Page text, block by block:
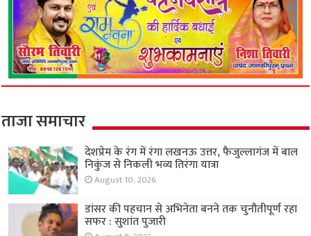
ताजा समाचार
देशप्रेम के रंग में रंगा लखनऊ उत्तर, फैजुल्लागंज में बाल
निकुंज से निकली भव्य तिरंगा यात्रा
August 10, 2026
डांसर की पहचान से अभिनेता बनने तक चुनौतीपूर्ण रहा
सफर : सुशांत पुजारी